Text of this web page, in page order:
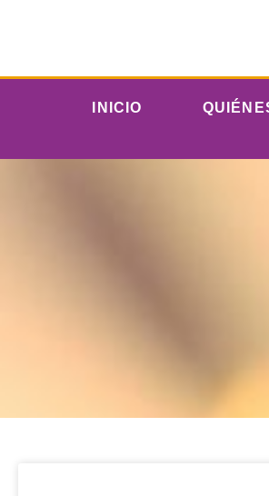
INICIO